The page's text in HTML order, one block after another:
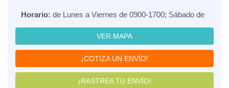
Horario: de Lunes a Viernes de 0900-1700; Sábado de
VER MAPA
¡COTIZA UN ENVÍO!
¡RASTREA TU ENVÍO!